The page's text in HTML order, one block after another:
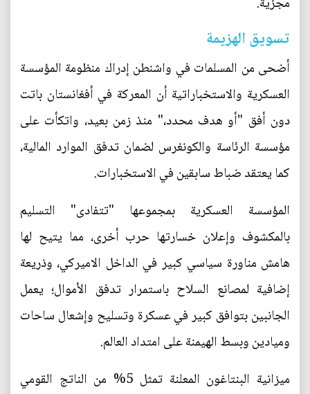
تسويق الهزيمة
أضحى من المسلمات في واشنطن إدراك منظومة المؤسسة
العسكرية والاستخباراتية أن المعركة في أفغانستان باتت
دون أفق "أو هدف محدد،" منذ زمن بعيد، واتكأت على
مؤسسة الرئاسة والكونغرس لضمان تدفق الموارد المالية،
كما يعتقد ضباط سابقين في الاستخبارات.
المؤسسة العسكرية بمجموعها "تتفادى" التسليم
بالمكشوف وإعلان خسارتها حرب أخرى، مما يتيح لها
هامش مناورة سياسي كبير في الداخل الاميركي، وذريعة
إضافية لمصانع السلاح باستمرار تدفق الأموال؛ يعمل
الجانبين بتوافق كبير في عسكرة وتسليح وإشعال ساحات
وميادين وبسط الهيمنة على امتداد العالم.
ميزانية البنتاغون المعلنة تمثل 5% من الناتج القومي